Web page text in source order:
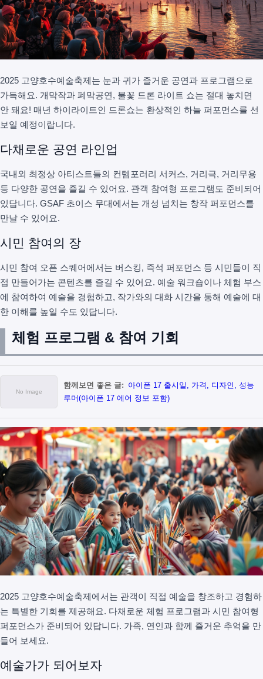
2025 고양호수예술축제는 눈과 귀가 즐거운 공연과 프로그램으로
가득해요. 개막작과 폐막공연, 불꽃 드론 라이트 쇼는 절대 놓치면
안 돼요! 매년 하이라이트인 드론쇼는 환상적인 하늘 퍼포먼스를 선
보일 예정이랍니다.
다채로운 공연 라인업
국내외 최정상 아티스트들의 컨템포러리 서커스, 거리극, 거리무용
등 다양한 공연을 즐길 수 있어요. 관객 참여형 프로그램도 준비되어
있답니다. GSAF 초이스 무대에서는 개성 넘치는 창작 퍼포먼스를
만날 수 있어요.
시민 참여의 장
시민 참여 오픈 스퀘어에서는 버스킹, 즉석 퍼포먼스 등 시민들이 직
접 만들어가는 콘텐츠를 즐길 수 있어요. 예술 워크숍이나 체험 부스
에 참여하여 예술을 경험하고, 작가와의 대화 시간을 통해 예술에 대
한 이해를 높일 수도 있답니다.
체험 프로그램 & 참여 기회
함께보면 좋은 글: 아이폰 17 출시일, 가격, 디자인, 성능
루머(아이폰 17 에어 정보 포함)
2025 고양호수예술축제에서는 관객이 직접 예술을 창조하고 경험하
는 특별한 기회를 제공해요. 다채로운 체험 프로그램과 시민 참여형
퍼포먼스가 준비되어 있답니다. 가족, 연인과 함께 즐거운 추억을 만
들어 보세요.
예술가가 되어보자